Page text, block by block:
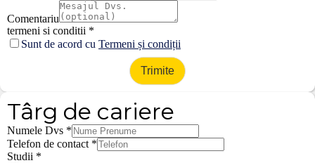
Comentariu
termeni si conditii *
Sunt de acord cu Termeni și condiții
Trimite
Târg de cariere
Numele Dvs *
Telefon de contact *
Studii *